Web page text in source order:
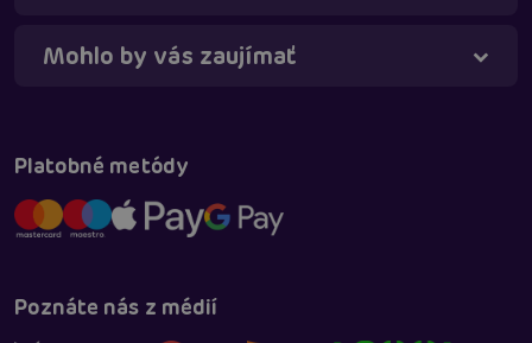
Mohlo by vás zaujímať
Platobné metódy
Poznáte nás z médií